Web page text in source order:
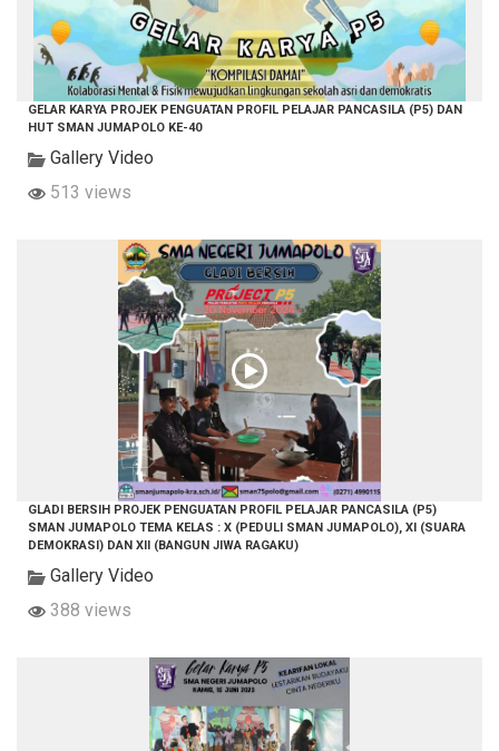
GELAR KARYA PROJEK PENGUATAN PROFIL PELAJAR PANCASILA (P5) DAN
HUT SMAN JUMAPOLO KE-40
Gallery Video
513 views
GLADI BERSIH PROJEK PENGUATAN PROFIL PELAJAR PANCASILA (P5)
SMAN JUMAPOLO TEMA KELAS : X (PEDULI SMAN JUMAPOLO), XI (SUARA
DEMOKRASI) DAN XII (BANGUN JIWA RAGAKU)
Gallery Video
388 views